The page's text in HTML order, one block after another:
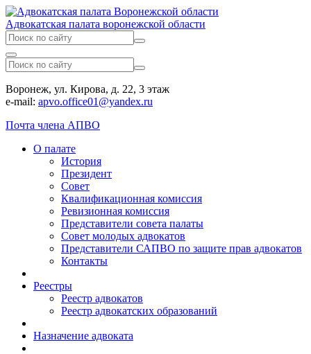
Адвокатская палата воронежской области
Воронеж, ул. Кирова, д. 22, 3 этаж
e-mail: apvo.office01@yandex.ru
Почта члена АПВО
О палате
История
Президент
Совет
Квалификационная комиссия
Ревизионная комиссия
Представители совета палаты
Совет молодых адвокатов
Представители САПВО по защите прав адвокатов
Контакты
Реестры
Реестр адвокатов
Реестр адвокатских образований
Назначение адвоката